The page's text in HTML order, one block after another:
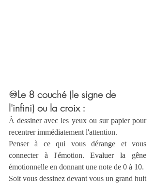
♾️Le 8 couché (le signe de
l'infini) ou la croix :
À dessiner avec les yeux ou sur papier pour
recentrer immédiatement l'attention.
Penser à ce qui vous dérange et vous
connecter à l'émotion. Evaluer la gêne
émotionnelle en donnant une note de 0 à 10.
Soit vous dessinez devant vous un grand huit